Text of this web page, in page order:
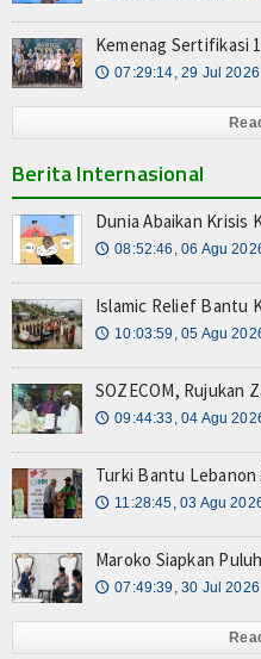
Kemenag Sertifikasi
🕔 07:29:14, 29 Jul 2026
Berita Internasional
Dunia Abaikan Krisis
🕔 08:52:46, 06 Agu
Islamic Relief Bantu
🕔 10:03:59, 05 Agu
SOZECOM, Rujukan
🕔 09:44:33, 04 Agu
Turki Bantu Lebanon
🕔 11:28:45, 03 Agu
Maroko Siapkan
🕔 07:49:39, 30 Jul 2026